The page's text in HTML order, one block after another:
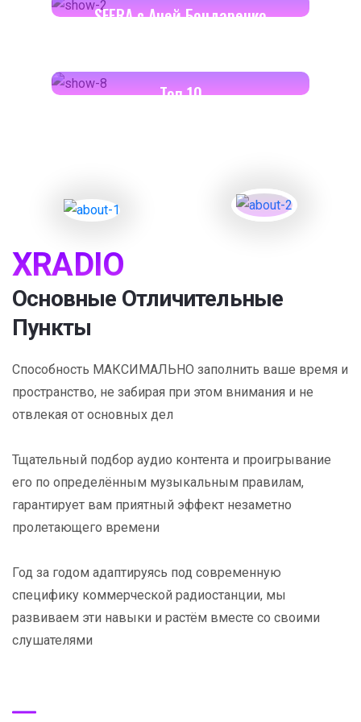
SFERA с Аней Бондаренко
Toп 10
XRADIO
Основные Отличительные
Пункты
Способность МАКСИМАЛЬНО заполнить ваше время и
пространство, не забирая при этом внимания и не
отвлекая от основных дел
Тщательный подбор аудио контента и проигрывание
его по определённым музыкальным правилам,
гарантирует вам приятный эффект незаметно
пролетающего времени
Год за годом адаптируясь под современную
специфику коммерческой радиостанции, мы
развиваем эти навыки и растём вместе со своими
слушателями